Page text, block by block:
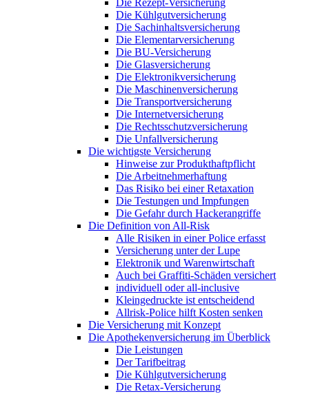
Die Rezept-Versicherung
Die Kühlgutversicherung
Die Sachinhaltsversicherung
Die Elementarversicherung
Die BU-Versicherung
Die Glasversicherung
Die Elektronikversicherung
Die Maschinenversicherung
Die Transportversicherung
Die Internetversicherung
Die Rechtsschutzversicherung
Die Unfallversicherung
Die wichtigste Versicherung
Hinweise zur Produkthaftpflicht
Die Arbeitnehmerhaftung
Das Risiko bei einer Retaxation
Die Testungen und Impfungen
Die Gefahr durch Hackerangriffe
Die Definition von All-Risk
Alle Risiken in einer Police erfasst
Versicherung unter der Lupe
Elektronik und Warenwirtschaft
Auch bei Graffiti-Schäden versichert
individuell oder all-inclusive
Kleingedruckte ist entscheidend
Allrisk-Police hilft Kosten senken
Die Versicherung mit Konzept
Die Apothekenversicherung im Überblick
Die Leistungen
Der Tarifbeitrag
Die Kühlgutversicherung
Die Retax-Versicherung